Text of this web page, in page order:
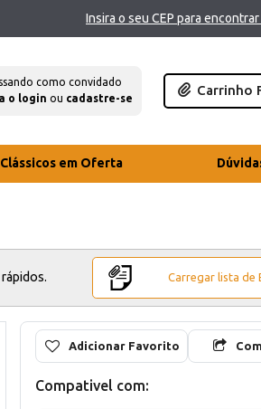
Insira o seu CEP para
como convidado
o login ou cadastre-se
Carrinho
Clássicos em Oferta
Carregar lista de
Adicionar Favorito
Compativel com: